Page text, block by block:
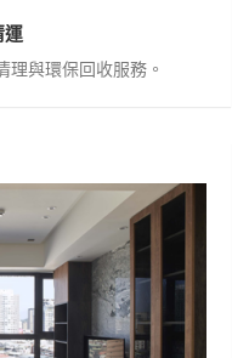
運
理與環保回收服務。